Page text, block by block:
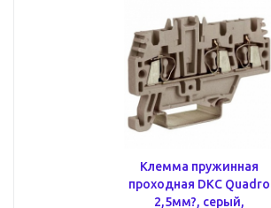
Клемма пружинная
проходная DKC Quadro
2,5мм?, серый,